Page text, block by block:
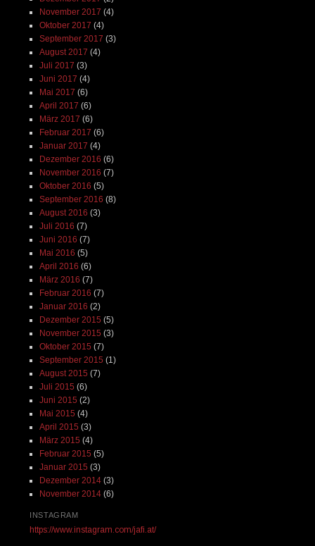
November 2017 (4)
Oktober 2017 (4)
September 2017 (3)
August 2017 (4)
Juli 2017 (3)
Juni 2017 (4)
Mai 2017 (6)
April 2017 (6)
März 2017 (6)
Februar 2017 (6)
Januar 2017 (4)
Dezember 2016 (6)
November 2016 (7)
Oktober 2016 (5)
September 2016 (8)
August 2016 (3)
Juli 2016 (7)
Juni 2016 (7)
Mai 2016 (5)
April 2016 (6)
März 2016 (7)
Februar 2016 (7)
Januar 2016 (2)
Dezember 2015 (5)
November 2015 (3)
Oktober 2015 (7)
September 2015 (1)
August 2015 (7)
Juli 2015 (6)
Juni 2015 (2)
Mai 2015 (4)
April 2015 (3)
März 2015 (4)
Februar 2015 (5)
Januar 2015 (3)
Dezember 2014(3)
November 2014(6)
INSTAGRAM
https://www.instagram.com/jafi.at/